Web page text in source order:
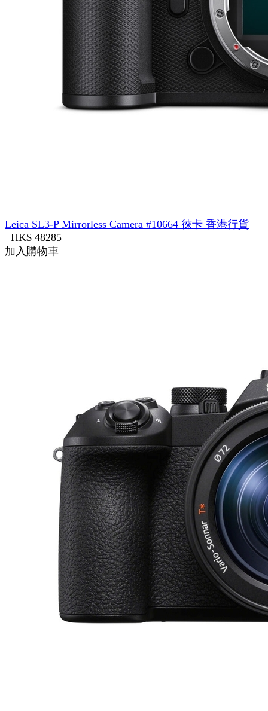
Leica SL3-P Mirrorless Camera #10664 徠卡 香港行貨
HK$ 48285
加入購物車